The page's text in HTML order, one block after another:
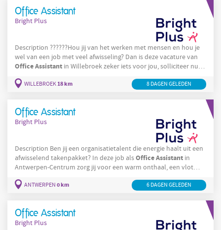
Office Assistant
Bright Plus
Description ??????Hou jij van het werken met mensen en hou je
wel van een job met veel afwisseling? Dan is deze vacature van
OfficeAssistant in Willebroek zeker iets voor jou, solliciteer nu!
onthaalvan de bezoekers door het geven van een vriendelijke
WILLEBROEK18 km 8 DAGEN GELEDEN
Office Assistant
Bright Plus
Description Ben jij een organisatietalent die energie haalt uit een
afwisselend takenpakket? In deze job alsOfficeAssistant in
Antwerpen-Centrum zorg jij voor een warm onthaal, een vlot
voor deze job! Je bent het warme welkomstsignaal voor interne
ANTWERPEN 0 km 6 DAGEN GELEDEN
Office Assistant
Bright Plus